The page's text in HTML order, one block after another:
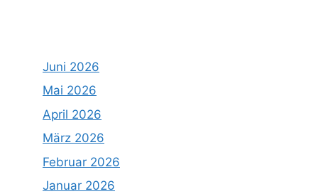
Juni 2026
Mai 2026
April 2026
März 2026
Februar 2026
Januar 2026